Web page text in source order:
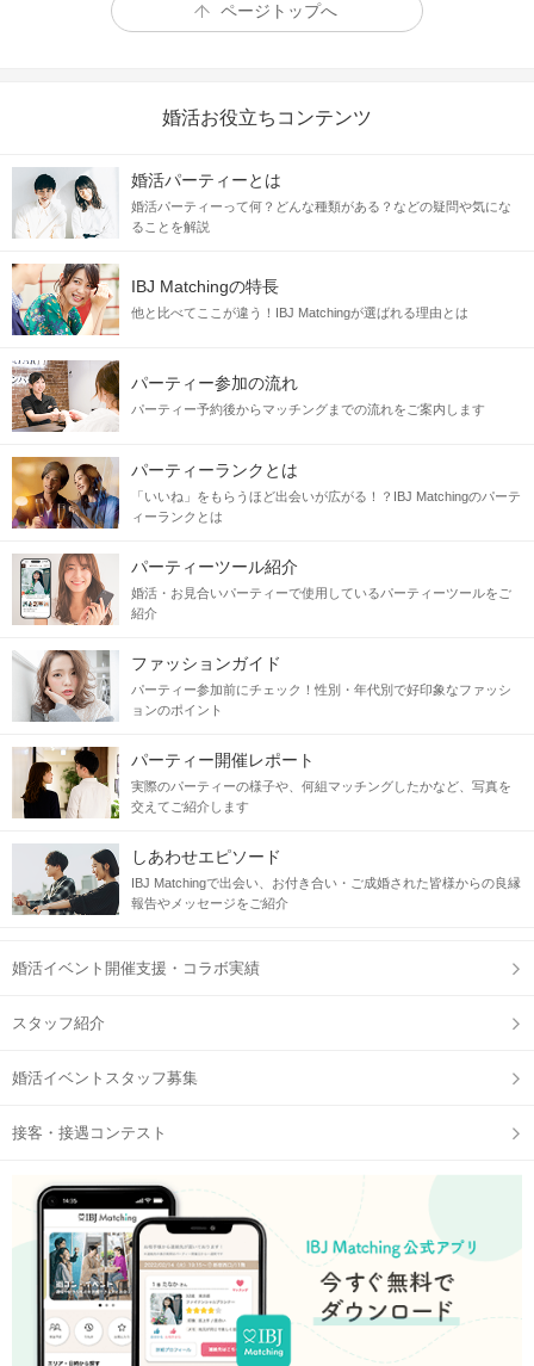
ページトップへ
婚活お役立ちコンテンツ
婚活パーティーとは
婚活パーティーって何？どんな種類がある？などの疑問や気にな
ることを解説
IBJ Matchingの特長
他と比べてここが違う！IBJ Matchingが選ばれる理由とは
パーティー参加の流れ
パーティー予約後からマッチングまでの流れをご案内します
パーティーランクとは
「いいね」をもらうほど出会いが広がる！？IBJ Matchingのパーテ
ィーランクとは
パーティーツール紹介
婚活・お見合いパーティーで使用しているパーティーツールをご
紹介
ファッションガイド
パーティー参加前にチェック！性別・年代別で好印象なファッシ
ョンのポイント
パーティー開催レポート
実際のパーティーの様子や、何組マッチングしたかなど、写真を
交えてご紹介します
しあわせエピソード
IBJ Matchingで出会い、お付き合い・ご成婚された皆様からの良縁
報告やメッセージをご紹介
婚活イベント開催支援・コラボ実績
スタッフ紹介
婚活イベントスタッフ募集
接客・接遇コンテスト